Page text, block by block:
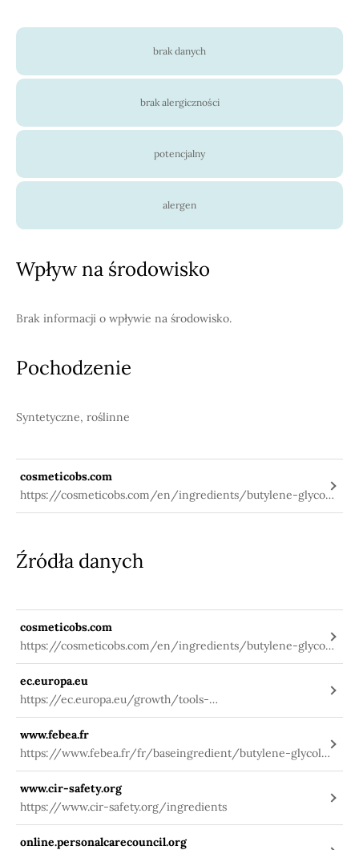
brak danych
brak alergiczności
potencjalny
alergen
Wpływ na środowisko
Brak informacji o wpływie na środowisko.
Pochodzenie
Syntetyczne, roślinne
cosmeticobs.com
https://cosmeticobs.com/en/ingredients/butylene-glycol-
dicaprylatedicaprate-3660
Źródła danych
cosmeticobs.com
https://cosmeticobs.com/en/ingredients/butylene-glycol-
dicaprylatedicaprate-3660
ec.europa.eu
https://ec.europa.eu/growth/tools-
databases/cosing/index.cfm?
fuseaction=search.details_v2&id=74757
www.febea.fr
https://www.febea.fr/fr/baseingredient/butylene-glycol-
dicaprylate-dicaprate
www.cir-safety.org
https://www.cir-safety.org/ingredients
online.personalcarecouncil.org